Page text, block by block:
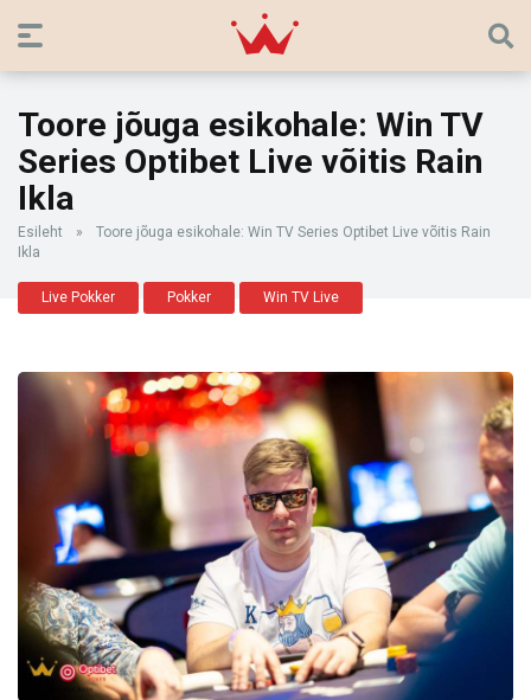
Toore jõuga esikohale: Win TV
Series Optibet Live võitis Rain
Ikla
Esileht »
Toore jõuga esikohale: Win TV Series Optibet Live võitis Rain
Ikla
Live Pokker Pokker Win TV Live